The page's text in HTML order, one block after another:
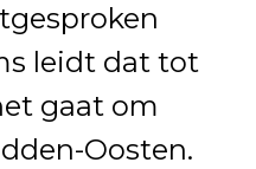
leidt dat tot
gaat om
Oosten.